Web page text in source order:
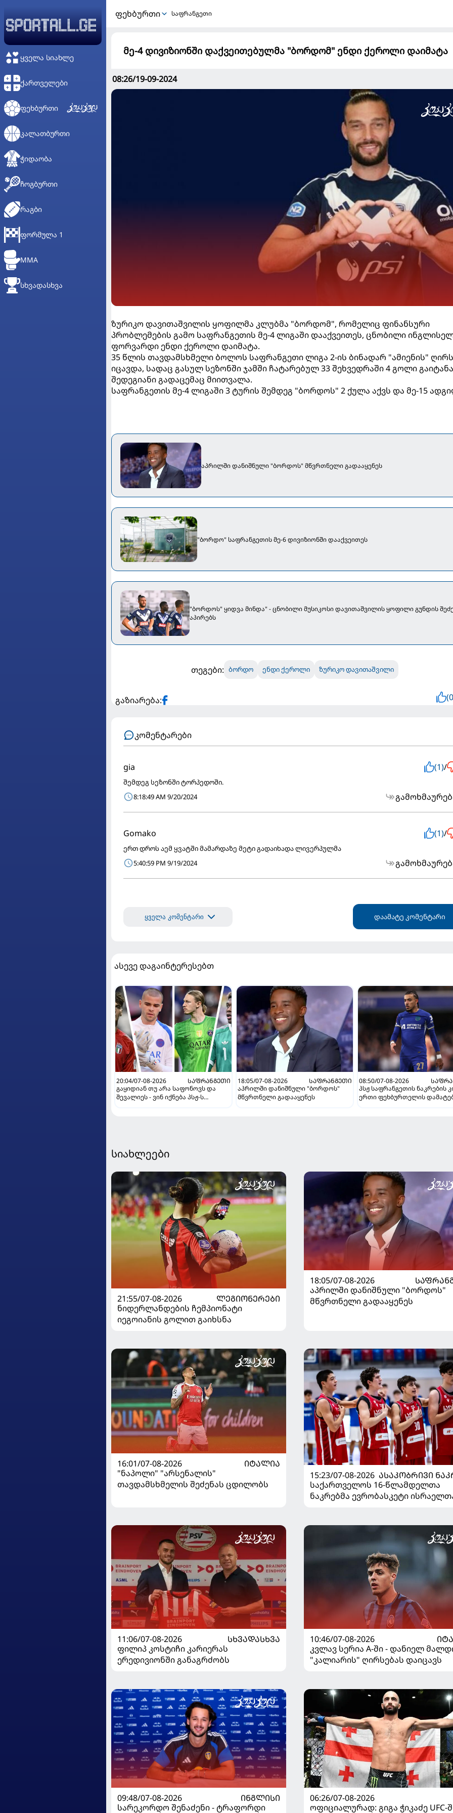
ᲧᲕᲔᲚᲐ ᲡᲘᲐᲮᲚᲔ
ᲥᲐᲠᲗᲕᲔᲚᲔᲑᲘ
ᲤᲔᲮᲑᲣᲠᲗᲘ
ᲙᲐᲚᲐᲗᲑᲣᲠᲗᲘ
ᲭᲘᲓᲐᲝᲑᲐ
ᲩᲝᲒᲑᲣᲠᲗᲘ
ᲠᲐᲒᲑᲘ
ᲤᲝᲠᲛᲣᲚᲐ 1
MMA
ᲡᲮᲕᲐᲓᲐᲡᲮᲕᲐ
ᲤᲔᲮᲑᲣᲠᲗᲘ საფრანგეთი
მე-4 დივიზიონში დაქვეითებულმა "ბორდომ" ენდი ქეროლი დაიმატა
08:26/19-09-2024
ზურიკო დავითაშვილის ყოფილმა კლუბმა "ბორდომ", რომელიც ფინანსური
პრობლემების გამო საფრანგეთის მე-4 ლიგაში დააქვეითეს, ცნობილი
ფორვარდი ენდი ქეროლი დაიმატა.
35 წლის თავდამსხმელი ბოლოს საფრანგეთი ლიგა 2-ის ბინადარ "ამიენის"
იცავდა, სადაც გასულ სეზონში ჯამში ჩატარებულ 33 შეხვედრაში 4 გოლი
შედეგიანი გადაცემაც მიითვალა.
საფრანგეთის მე-4 ლიგაში 3 ტურის შემდეგ "ბორდოს" 2 ქულა აქვს და მე-15
აპრილში დანიშნული "ბორდოს" მწვრთნელი გადააყენეს
"ბორდო" საფრანგეთის მე-6 დივიზიონში დააქვეითეს
"ბორდოს" ყიდვა მინდა" - ცნობილი მუსიკოსი დავითაშვილის ყოფილი გუნდის
აპირებს
თეგები: ბორდო ენდი ქეროლი ზურიკო დავითაშვილი
გაზიარება:
კომენტარები
gia (1)/
შემდეგ სეზონში ტორპედოში.
8:18:49 AM 9/20/2024
Gomako (1)/
ერთ დროს აემ ყვატში მამარდაზე მეტი გადაიხადა ლივერპულმა
5:40:59 PM 9/19/2024
ყველა კომენტარი დაამატე კომენტარი
ასევე დაგაინტერესებთ
20:04/07-08-2026
ᲡᲐᲤᲠᲐᲜᲒᲔᲗᲘ
გაყიდიან თუ არა საფონოვს და
შევალიეს - ვინ იქნება პსჟ-ს
18:05/07-08-2026
ᲡᲐᲤᲠᲐᲜᲒᲔᲗᲘ
აპრილში დანიშნული "ბორდოს"
მწვრთნელი გადააყენეს
08:50/07-08-2026
პსჟ საფრანგეთის ნაკრების
ერთი ფეხბურთელის
სიახლეები
21:55/07-08-2026
ᲚᲔᲒᲘᲝᲜᲔᲠᲔᲑᲘ
ნიდერლანდების ჩემპიონატი
იეგოიანის გოლით გაიხსნა
18:05/07-08-2026
აპრილში დანიშნული "ბორდოს"
მწვრთნელი გადააყენეს
16:01/07-08-2026
ᲘᲢᲐᲚᲘᲐ
"ნაპოლი" "არსენალის"
თავდამსხმელის შეძენას ცდილობს
15:23/07-08-2026 ᲐᲡᲐᲙᲝᲑᲠᲘᲕᲘ
საქართველოს 16-წლამდელთა
ნაკრებმა ევრობასკეტი
11:06/07-08-2026
ᲡᲮᲕᲐᲓᲐᲡᲮᲕᲐ
ფილიპ კოსტიჩი კარიერას
ერედივიონში განაგრძობს
10:46/07-08-2026
კვლავ სერია A-ში - დანიელ
"კალიარის" ღირსებას დაიცავს
09:48/07-08-2026
ᲘᲜᲒᲚᲘᲡᲘ
სარეკორდო შენაძენი - ტრაფორდი
06:26/07-08-2026
ოფიციალურად: გიგა ჭიკაძე UFC-